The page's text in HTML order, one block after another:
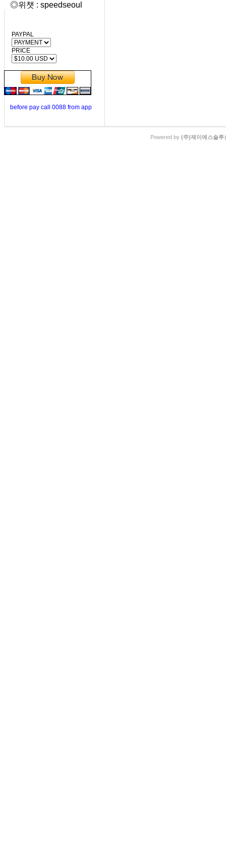
◎위챗 : speedseoul
PAYPAL
PRICE
before pay call 0088 from app
Powered by (주)제이에스솔루